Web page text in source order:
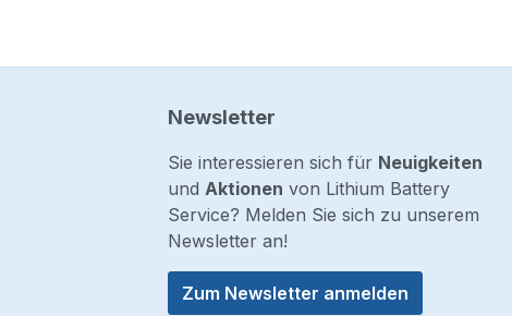
Newsletter
Sie interessieren sich für Neuigkeiten
und Aktionen von Lithium Battery
Service? Melden Sie sich zu unserem
Newsletter an!
Zum Newsletter anmelden